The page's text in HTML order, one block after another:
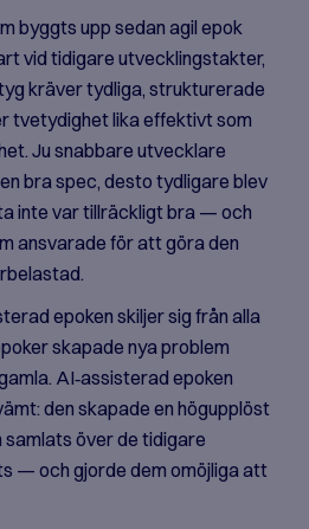
byggts upp sedan agil epok
vid tidigare utvecklingstakter,
kräver tydliga, strukturerade
tvetydighet lika effektivt som
Ju snabbare utvecklare
bra spec, desto tydligare blev
inte var tillräckligt bra — och
ansvarade för att göra den
epoken skiljer sig från alla
skapade nya problem
AI‑assisterad epoken
den skapade en högupplöst
samlats över de tidigare
— och gjorde dem omöjliga att